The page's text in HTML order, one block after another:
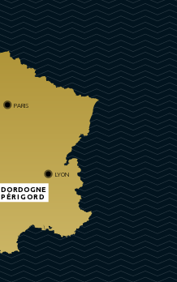
DORDOGNE
PÉRIGORD
PARIS
LYON